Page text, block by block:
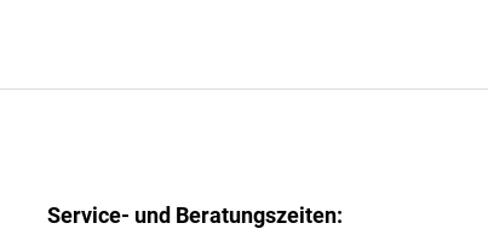
Service- und Beratungszeiten: